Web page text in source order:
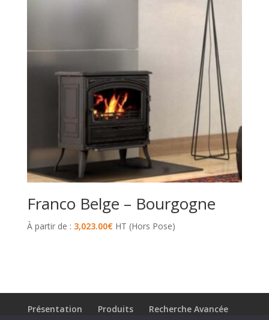
Franco Belge – Bourgogne
À partir de : 3,023.00€HT (Hors Pose)
Présentation Produits
Recherche Avancée